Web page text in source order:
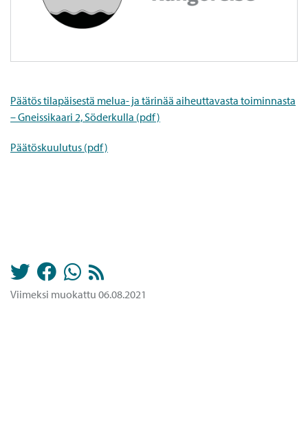
Päätös tilapäisestä melua- ja tärinää aiheuttavasta toiminnasta
– Gneissikaari 2, Söderkulla (pdf)
Päätöskuulutus (pdf)
Viimeksi muokattu 06.08.2021